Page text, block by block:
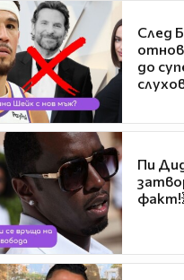
След
до
Пи